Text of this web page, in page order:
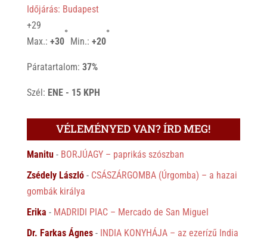
Időjárás: Budapest
+29
Max.: +30
°
Min.: +20
°
Páratartalom: 37%
Szél: ENE - 15 KPH
VÉLEMÉNYED VAN? ÍRD MEG!
Manitu- BORJÚAGY – paprikás szószban
Zsédely László- CSÁSZÁRGOMBA (Úrgomba) – a hazai
gombák királya
Erika - MADRIDI PIAC – Mercado de San Miguel
Dr. Farkas Ágnes- INDIA KONYHÁJA – az ezerízű India